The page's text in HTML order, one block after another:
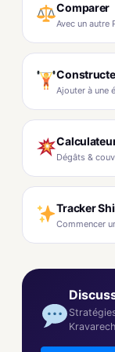
Comparer
Avec un autre
Ajouter à une
Dégâts &
Tracker
Commencer